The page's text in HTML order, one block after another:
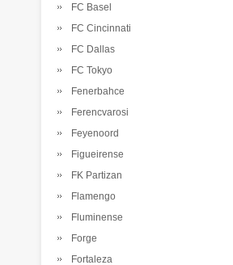
FC Basel
FC Cincinnati
FC Dallas
FC Tokyo
Fenerbahce
Ferencvarosi
Feyenoord
Figueirense
FK Partizan
Flamengo
Fluminense
Forge
Fortaleza